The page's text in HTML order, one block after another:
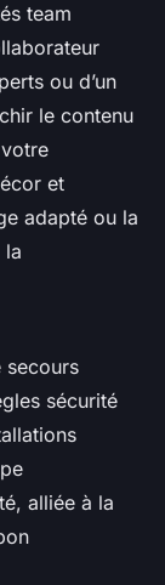
team
ou d’un
le contenu
et
adapté ou la
la
secours
sécurité
alliée à la